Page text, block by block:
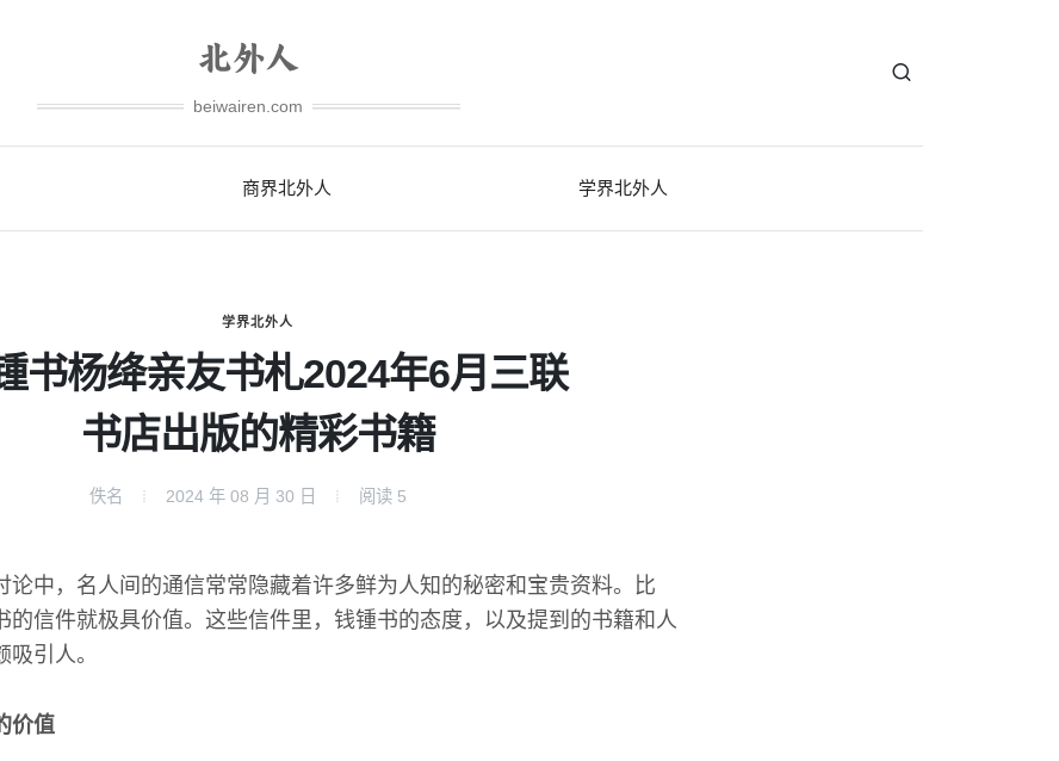
beiwairen.com
商界北外人 学界北外人
学界北外人
书杨绛亲友书札2024年6月三联
书店出版的精彩书籍
佚名 2024 年 08 月 30 日 阅读 5
论中，名人间的通信常常隐藏着许多鲜为人知的秘密和宝贵资料。比
的信件就极具价值。这些信件里，钱锺书的态度，以及提到的书籍和人
引人。
价值